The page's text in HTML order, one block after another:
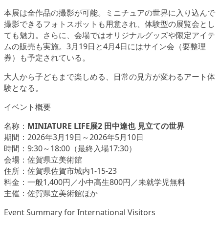
本展は全作品の撮影が可能。ミニチュアの世界に入り込んで
撮影できるフォトスポットも用意され、体験型の展覧会とし
ても魅力。さらに、会場ではオリジナルグッズや限定アイテ
ムの販売も実施。3月19日と4月4日にはサイン会（要整理
券）も予定されている。
大人から子どもまで楽しめる、日常の見方が変わるアート体
験となる。
イベント概要
名称： MINIATURE LIFE展2 田中達也 見立ての世界
期間：2026年3月19日～2026年5月10日
時間：9:30～18:00（最終入場17:30）
会場：佐賀県立美術館
住所：佐賀県佐賀市城内1-15-23
料金：一般1,400円／小中高生800円／未就学児無料
主催：佐賀県立美術館ほか
Event Summary for International Visitors